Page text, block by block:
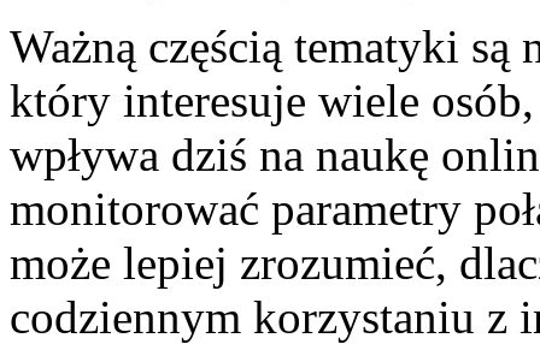
Ważną częścią tematyki są
który interesuje wiele
wpływa dziś na naukę
monitorować parametry
może lepiej zrozumieć,
codziennym korzystaniu z